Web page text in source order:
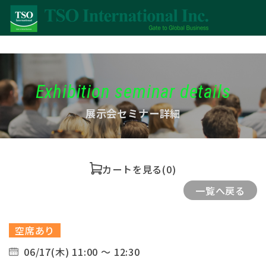
Exhibition seminar details
展示会セミナー詳細
カートを見る(0)
一覧へ戻る
空席あり
06/17(木) 11:00 ～ 12:30